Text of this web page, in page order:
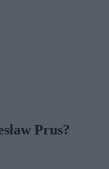
Prus?